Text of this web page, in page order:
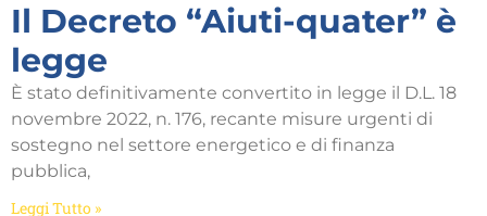
Il Decreto “Aiuti-quater” è
legge
È stato definitivamente convertito in legge il D.L. 18
novembre 2022, n. 176, recante misure urgenti di
sostegno nel settore energetico e di finanza
pubblica,
Leggi Tutto »